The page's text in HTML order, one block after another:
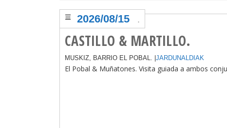
CASTILLO & MARTILLO.
2026/08/15 .
MUSKIZ, BARRIO EL POBAL. | JARDUNALDIAK
El Pobal & Muñatones. Visita guiada a ambos